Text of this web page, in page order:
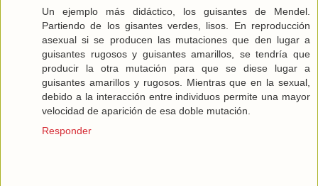
Un ejemplo más didáctico, los guisantes de Mendel.
Partiendo de los gisantes verdes, lisos. En reproducción
asexual si se producen las mutaciones que den lugar a
guisantes rugosos y guisantes amarillos, se tendría que
producir la otra mutación para que se diese lugar a
guisantes amarillos y rugosos. Mientras que en la sexual,
debido a la interacción entre individuos permite una mayor
velocidad de aparición de esa doble mutación.
Responder